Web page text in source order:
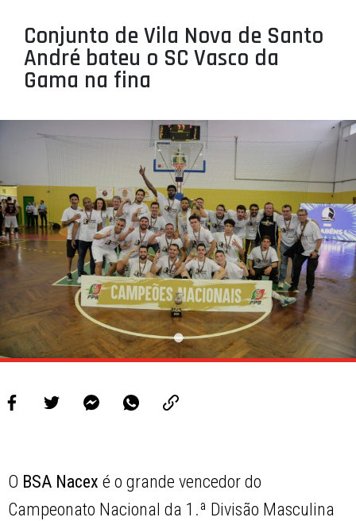
PROJETOS
LIGA BETCLIC MASCULINA
LIGA BETCLIC FEMININA
Conjunto de Vila Nova de Santo
André bateu o SC Vasco da
Gama na fina
O BSA Nacex é o grande vencedor do
Campeonato Nacional da 1.ª Divisão Masculina